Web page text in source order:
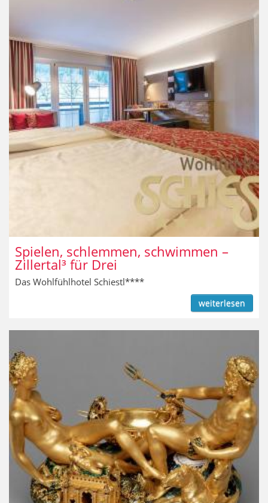
Spielen, schlemmen, schwimmen –
Zillertal³ für Drei
Das Wohlfühlhotel Schiestl****
weiterlesen